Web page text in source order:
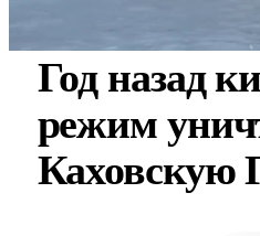
Год назад
режим
Каховскую